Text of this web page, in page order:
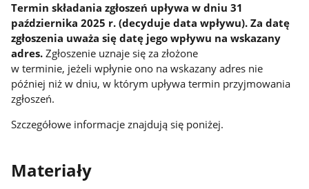
Termin składania zgłoszeń upływa w dniu 31
października 2025 r. (decyduje data wpływu). Za datę
zgłoszenia uważa się datę jego wpływu na wskazany
adres.Zgłoszenie uznaje się za złożone
w terminie, jeżeli wpłynie ono na wskazany adres nie
później niż w dniu, w którym upływa termin przyjmowania
zgłoszeń.
Szczegółowe informacje znajdują się poniżej.
Materiały